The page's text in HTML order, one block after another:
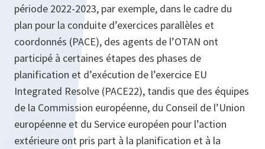
période 2022-2023, par exemple, dans le cadre du
plan pour la conduite d’exercices parallèles et
coordonnés (PACE), des agents de l’OTAN ont
participé à certaines étapes des phases de
planification et d’exécution de l’exercice EU
Integrated Resolve (PACE22), tandis que des équipes
de la Commission européenne, du Conseil de l’Union
européenne et du Service européen pour l’action
extérieure ont pris part à la planification et à la